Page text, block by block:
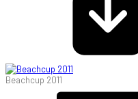
Beachcup 2011